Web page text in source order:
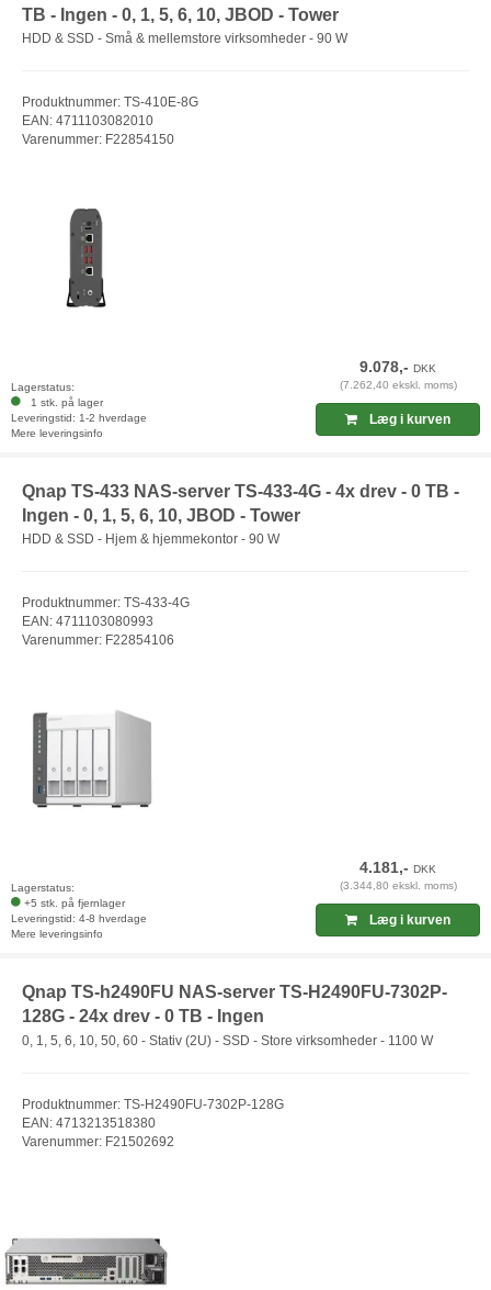
TB - Ingen - 0, 1, 5, 6, 10, JBOD - Tower
HDD & SSD - Små & mellemstore virksomheder - 90 W
Produktnummer: TS-410E-8G
EAN: 4711103082010
Varenummer: F22854150
Lagerstatus:
1 stk. på lager
Leveringstid: 1-2 hverdage
Mere leveringsinfo
9.078,-DKK
(7.262,40 ekskl. moms)
Læg i kurven
Qnap TS-433 NAS-server TS-433-4G - 4x drev - 0 TB -
Ingen - 0, 1, 5, 6, 10, JBOD - Tower
HDD & SSD - Hjem & hjemmekontor - 90 W
Produktnummer: TS-433-4G
EAN: 4711103080993
Varenummer: F22854106
Lagerstatus:
+5 stk. på fjernlager
Leveringstid: 4-8 hverdage
Mere leveringsinfo
4.181,-DKK
(3.344,80 ekskl. moms)
Læg i kurven
Qnap TS-h2490FU NAS-server TS-H2490FU-7302P-
128G - 24x drev - 0 TB - Ingen
0, 1, 5, 6, 10, 50, 60 - Stativ (2U) - SSD - Store virksomheder - 1100 W
Produktnummer: TS-H2490FU-7302P-128G
EAN: 4713213518380
Varenummer: F21502692